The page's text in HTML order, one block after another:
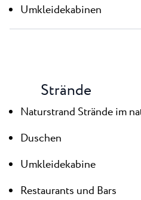
Umkleidekabinen
Strände
Naturstrand Strände im
Duschen
Umkleidekabine
Restaurants und Bars